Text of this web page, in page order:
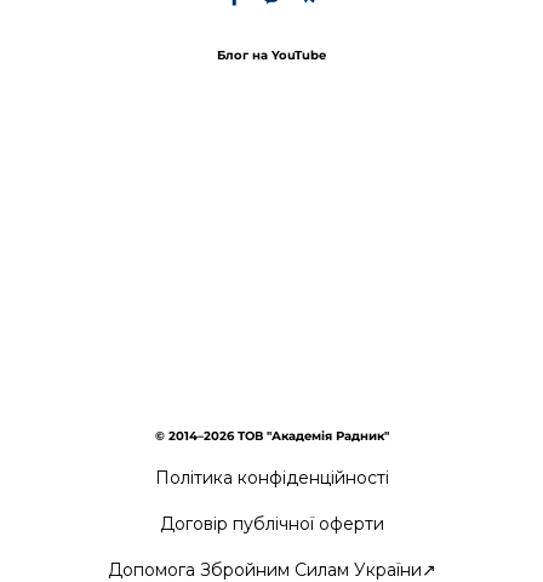
Блог на YouTube
© 2014–2026 ТОВ "Академія Радник"
Політика конфіденційності
Договір публічної оферти
Допомога Збройним Силам України↗